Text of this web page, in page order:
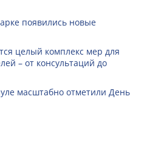
появились новые
целый комплекс мер для
– от консультаций до
масштабно отметили День